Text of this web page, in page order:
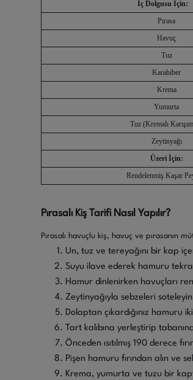
İç Dolgusu İçin:
Pırasa
Havuç
Tuz
Karabiber
Krema
Yumurta
Tuz (Kremalı
Zeytinyağı
Üzeri İçin:
Rendelenmiş Kaşar
Pırasalı Kiş Tarifi Nasıl Yapılır?
Pırasalı havuçlu kiş, havuç ve pırasanın
Un, tuz ve tereyağını bir kap
Suyu ilave ederek hamuru
Hamur dinlenirken havuçları
Zeytinyağıyla sebzeleri
Dolaptan çıkardığınız hamuru
Tart kalıbına yerleştirip
Önceden ısıtılmış 190 derece
Pişen hamuru fırından alın ve
Krema, yumurta ve tuzu bir